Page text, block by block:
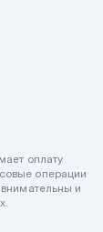
оплату
операции
и